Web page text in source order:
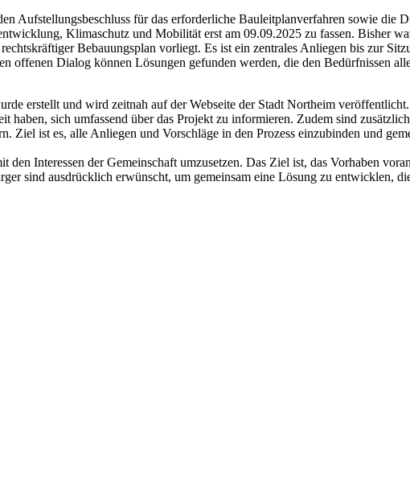
Aufstellungsbeschluss für das erforderliche Bauleitplanverfahren sowie die
Klimaschutz und Mobilität erst am 09.09.2025 zu fassen. Bisher
Bebauungsplan vorliegt. Es ist ein zentrales Anliegen bis zur
Dialog können Lösungen gefunden werden, die den Bedürfnissen
erstellt und wird zeitnah auf der Webseite der Stadt Northeim
sich umfassend über das Projekt zu informieren. Zudem sind
ist es, alle Anliegen und Vorschläge in den Prozess einzubinden und
Interessen der Gemeinschaft umzusetzen. Das Ziel ist, das Vorhaben
sind ausdrücklich erwünscht, um gemeinsam eine Lösung zu entwicklen,